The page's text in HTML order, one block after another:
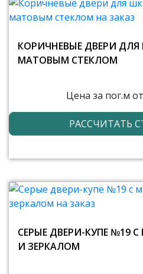
КОРИЧНЕВЫЕ ДВЕРИ
МАТОВЫМ СТЕКЛОМ
Цена за пог.м от
РАССЧИТАТЬ
СЕРЫЕ ДВЕРИ-КУПЕ №19
И ЗЕРКАЛОМ